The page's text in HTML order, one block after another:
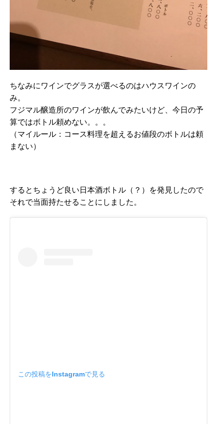
ちなみにワインでグラスが選べるのはハウスワインの
み。
フジマル醸造所のワインが飲んでみたいけど、今日の予
算ではボトル頼めない。。。
（マイルール：コース料理を超えるお値段のボトルは頼
まない）
するとちょうど良い日本酒ボトル（？）を発見したので
それで当面持たせることにしました。
この投稿をInstagramで見る